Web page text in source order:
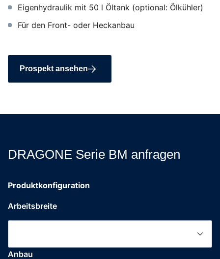
Eigenhydraulik mit 50 l Öltank (optional: Ölkühler)
Für den Front- oder Heckanbau
Prospekt ansehen
DRAGONE Serie BM anfragen
Produktkonfiguration
Arbeitsbreite
Anbau